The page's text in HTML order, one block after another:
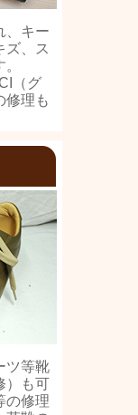
、キー
ズ、ス
（グ
修理も
ツ等靴
）も可
の修理